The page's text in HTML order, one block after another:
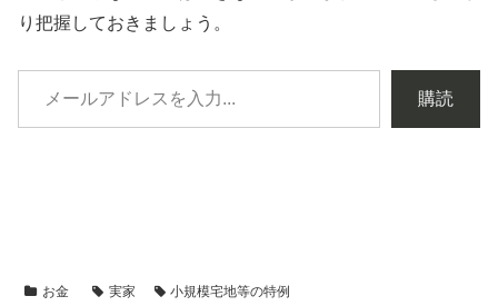
り把握しておきましょう。
購読
お金 実家
小規模宅地等の特例